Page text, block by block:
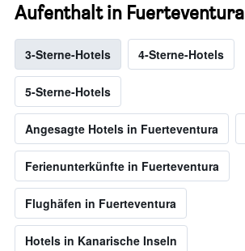
Aufenthalt in Fuerteventura
3-Sterne-Hotels 4-Sterne-Hotels
5-Sterne-Hotels
Angesagte Hotels in Fuerteventura
Ferienunterkünfte in Fuerteventura
Flughäfen in Fuerteventura
Hotels in Kanarische Inseln